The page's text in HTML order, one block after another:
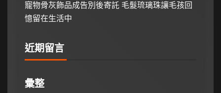
寵物骨灰飾品成告別後寄託 毛髮琉璃珠讓毛孩回
憶留在生活中
近期留言
彙整